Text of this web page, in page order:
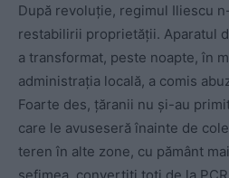
După revoluție, regimul Iliescu
restabilirii proprietății. Aparatul
a transformat, peste noapte, în
administrația locală, a comis
Foarte des, țăranii nu și-au
care le avuseseră înainte de
teren în alte zone, cu pământ